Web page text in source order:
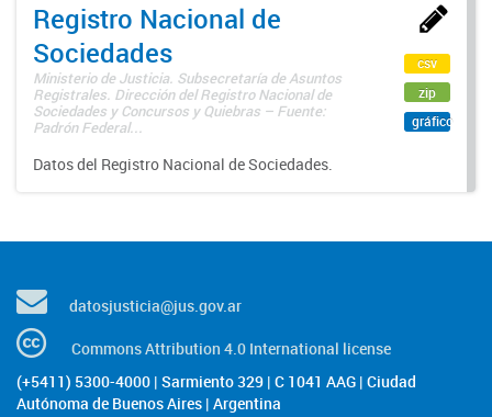
Registro Nacional de
Sociedades
Ministerio de Justicia. Subsecretaría de Asuntos
Registrales. Dirección del Registro Nacional de
Sociedades y Concursos y Quiebras – Fuente:
Padrón Federal...
Datos del Registro Nacional de Sociedades.
csv
zip
gráfico
datosjusticia@jus.gov.ar
Commons Attribution 4.0 International license
(+5411) 5300-4000 | Sarmiento 329 | C 1041 AAG | Ciudad
Autónoma de Buenos Aires | Argentina